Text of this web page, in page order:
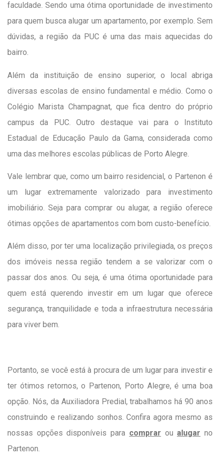
faculdade. Sendo uma ótima oportunidade de investimento
para quem busca alugar um apartamento, por exemplo. Sem
dúvidas, a região da PUC é uma das mais aquecidas do
bairro.
Além da instituição de ensino superior, o local abriga
diversas escolas de ensino fundamental e médio. Como o
Colégio Marista Champagnat, que fica dentro do próprio
campus da PUC. Outro destaque vai para o Instituto
Estadual de Educação Paulo da Gama, considerada como
uma das melhores escolas públicas de Porto Alegre.
Vale lembrar que, como um bairro residencial, o Partenon é
um lugar extremamente valorizado para investimento
imobiliário. Seja para comprar ou alugar, a região oferece
ótimas opções de apartamentos com bom custo-benefício.
Além disso, por ter uma localização privilegiada, os preços
dos imóveis nessa região tendem a se valorizar com o
passar dos anos. Ou seja, é uma ótima oportunidade para
quem está querendo investir em um lugar que oferece
segurança, tranquilidade e toda a infraestrutura necessária
para viver bem.
Portanto, se você está à procura de um lugar para investir e
ter ótimos retornos, o Partenon, Porto Alegre, é uma boa
opção. Nós, da Auxiliadora Predial, trabalhamos há 90 anos
construindo e realizando sonhos. Confira agora mesmo as
nossas opções disponíveis para comprar ou alugar no
Partenon.